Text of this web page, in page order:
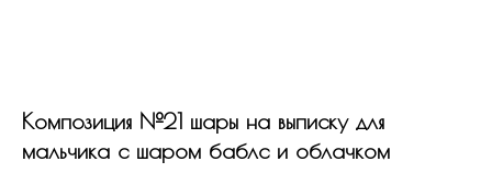
Композиция №21 шары на выписку для
мальчика с шаром баблс и облачком